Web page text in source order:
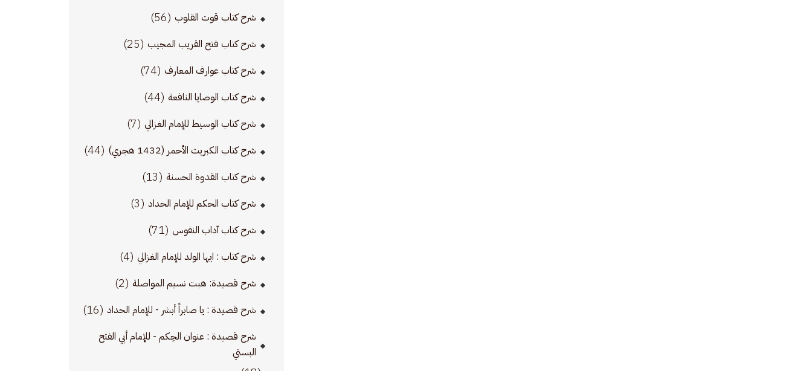
شرح كتاب قوت القلوب (56)
شرح كتاب فتح القريب المجيب (25)
شرح كتاب عوارف المعارف (74)
شرح كتاب الوصايا النافعة (44)
شرح كتاب الوسيط للإمام الغزالي (7)
شرح كتاب الكبريت الأحمر (1432 هجري) (44)
شرح كتاب القدوة الحسنة (13)
شرح كتاب الحكم للإمام الحداد (3)
شرح كتاب آداب النفوس (71)
شرح كتاب : ايها الولد للإمام الغزالي (4)
شرح قصيدة: هبت نسيم المواصلة (2)
شرح قصيدة : يا صابراً أبشر - للإمام الحداد (16)
شرح قصيدة : عنوان الحِكم - للإمام أبي الفتح
البستي